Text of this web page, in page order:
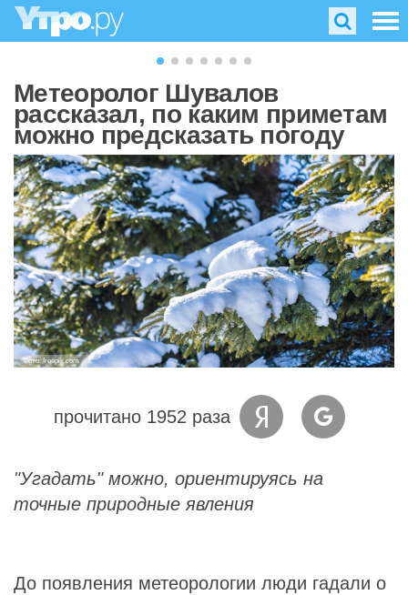
Метеоролог Шувалов
рассказал, по каким приметам
можно предсказать погоду
Фото: freepik.com
прочитано 1952 раза
"Угадать" можно, ориентируясь на
точные природные явления
До появления метеорологии люди гадали о